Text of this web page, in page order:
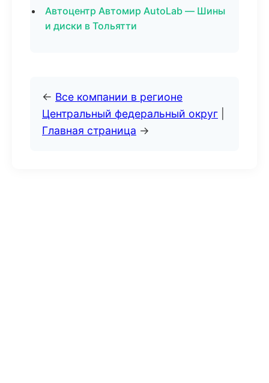
Автоцентр Автомир AutoLab — Шины
и диски в Тольятти
← Все компании в регионе
Центральный федеральный округ
Главная страница →